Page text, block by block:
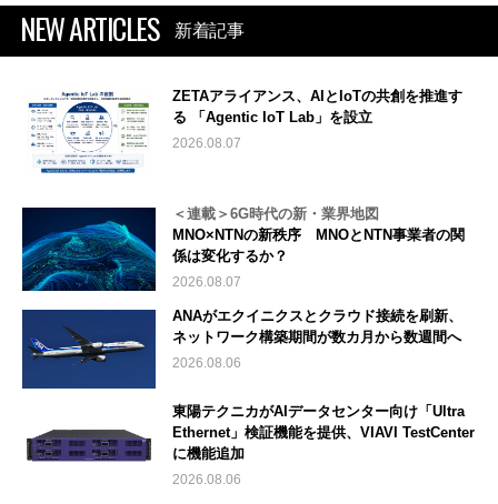
NEW ARTICLES 新着記事
ZETAアライアンス、AIとIoTの共創を推進す
る 「Agentic IoT Lab」を設立
2026.08.07
＜連載＞6G時代の新・業界地図
MNO×NTNの新秩序 MNOとNTN事業者の関
係は変化するか？
2026.08.07
ANAがエクイニクスとクラウド接続を刷新、
ネットワーク構築期間が数カ月から数週間へ
2026.08.06
東陽テクニカがAIデータセンター向け「Ultra
Ethernet」検証機能を提供、VIAVI TestCenter
に機能追加
2026.08.06